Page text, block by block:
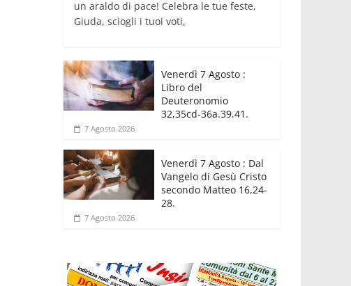
un araldo di pace! Celebra le tue feste,
Giuda, sciogli i tuoi voti,
Venerdì 7 Agosto :
Libro del
Deuteronomio
32,35cd-36a.39.41.
7 Agosto 2026
Venerdì 7 Agosto : Dal
Vangelo di Gesù Cristo
secondo Matteo 16,24-
28.
7 Agosto 2026